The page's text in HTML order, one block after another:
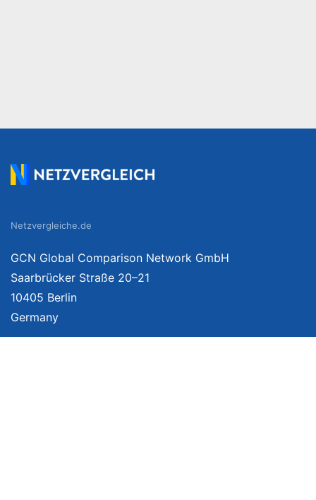
Netzvergleiche.de
GCN Global Comparison Network GmbH
Saarbrücker Straße 20–21
10405 Berlin
Germany